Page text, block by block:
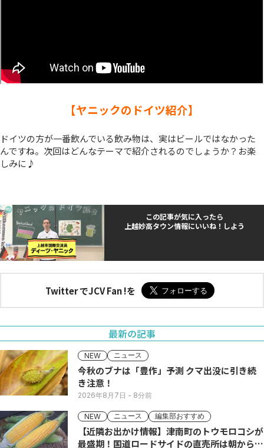
【ヤニックのドイツ紹介】
ドイツの方が一番飲んでいる飲み物は、実はビールではなかった
んですね。次回はどんなテーマで紹介されるのでしょうか？お楽
しみに♪
この記事が気に入ったら
上越妙高タウン情報にいいね！しよう
Twitter でJCV Fan !を
最新の記事
NEW ニュース
今秋のブナは「豊作」予測 クマ出没に引き続
き注意！
2026年8月7日 - 8分前
NEW ニュース 編集部おすすめ
【近隣お出かけ情報】津南町のトウモロコシが
最盛期！国道ロードサイドの直売所は朝から長